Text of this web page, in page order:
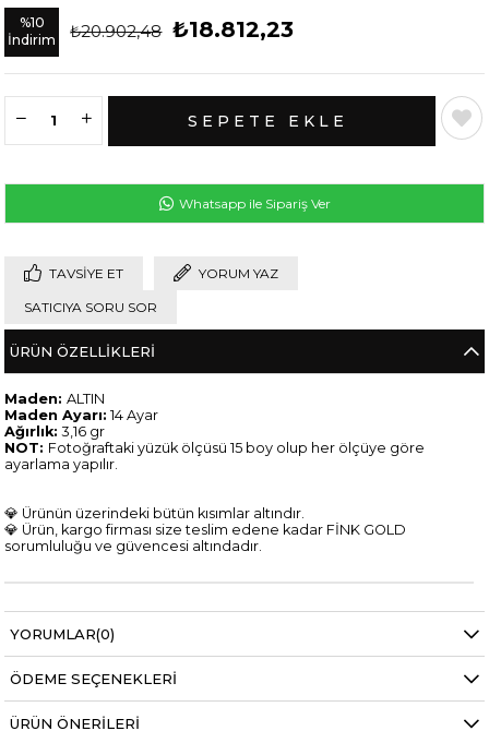
%10
İndirim
₺20.902,48 ₺18.812,23
Whatsapp ile Sipariş Ver
TAVSIYE ET YORUM YAZ
SATICIYA SORU SOR
ÜRÜN ÖZELLIKLERI
Maden:ALTIN
Maden Ayarı: 14 Ayar
Ağırlık: 3,16 gr
NOT: Fotoğraftaki yüzük ölçüsü 15 boy olup her ölçüye göre
ayarlama yapılır.
💎 Ürünün üzerindeki bütün kısımlar altındır.
💎 Ürün, kargo firması size teslim edene kadar FİNK GOLD
sorumluluğu ve güvencesi altındadır.
YORUMLAR(0)
ÖDEME SEÇENEKLERI
ÜRÜN ÖNERILERI